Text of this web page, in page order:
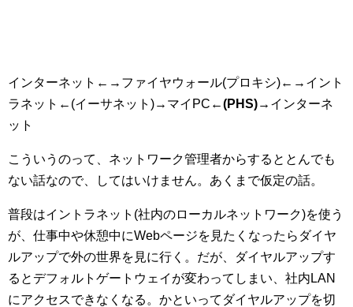
インターネット←→ファイヤウォール(プロキシ)←→イント
ラネット←(イーサネット)→マイPC ←(PHS)→ インターネ
ット
こういうのって、ネットワーク管理者からするととんでも
ない話なので、してはいけません。あくまで仮定の話。
普段はイントラネット(社内のローカルネットワーク)を使う
が、仕事中や休憩中にWebページを見たくなったらダイヤ
ルアップで外の世界を見に行く。だが、ダイヤルアップす
るとデフォルトゲートウェイが変わってしまい、社内LAN
にアクセスできなくなる。かといってダイヤルアップを切